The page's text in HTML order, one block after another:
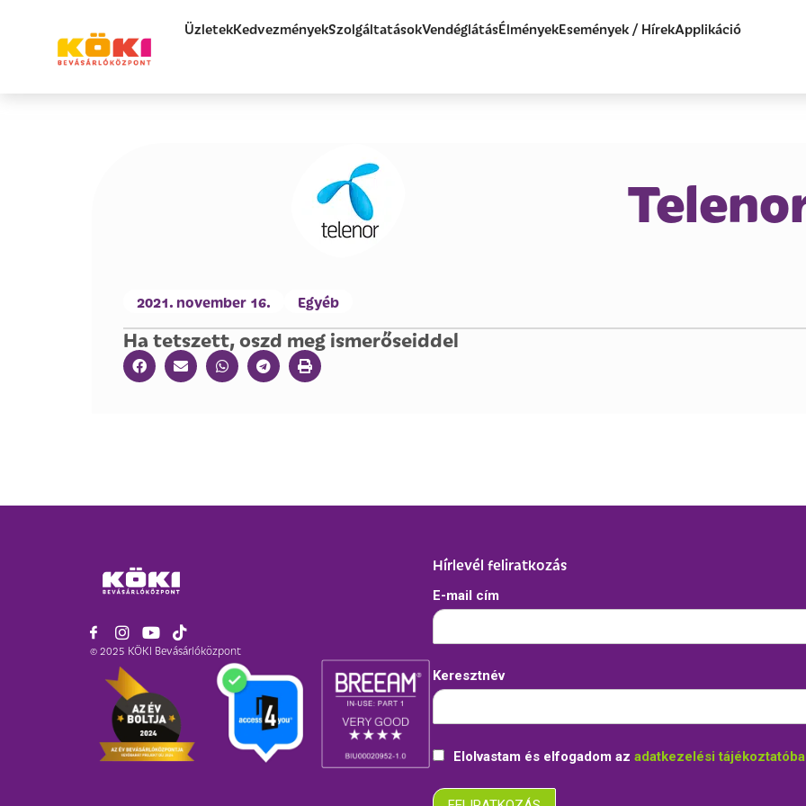
ÜzletekKedvezményekSzolgáltatásokVendéglátásÉlményekEsemények / HírekApplikáció
2021. november 16. Egyéb
Ha tetszett, oszd meg ismerőseiddel
© 2025 KÖKI Bevásárlóközpont
Hírlevél feliratkozás
E-mail cím
Keresztnév
Elolvastam és elfogadom azadatkezelési